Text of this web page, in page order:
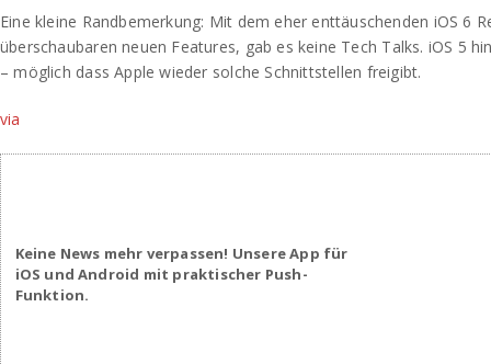
Eine kleine Randbemerkung: Mit dem eher enttäuschenden iOS 6
überschaubaren neuen Features, gab es keine Tech Talks. iOS 5
– möglich dass Apple wieder solche Schnittstellen freigibt.
via
Keine News mehr verpassen! Unsere App für
iOS und Android mit praktischer Push-
Funktion.